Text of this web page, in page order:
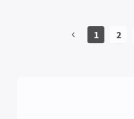
1 2